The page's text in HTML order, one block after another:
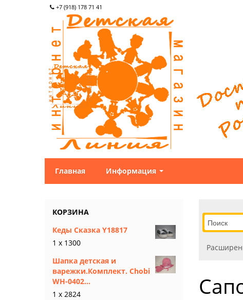
+7 (918) 178 71 41
Главная Информация
КОРЗИНА
Кеды Сказка Y18817
1 x 1300
Шапка детская и
варежки.Комплект. Chobi
WH-0402...
1 x 2824